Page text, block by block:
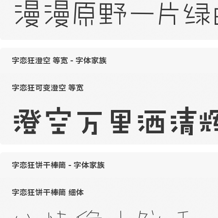
漫漫原野一片绿
字恋狂澄空 等宽 - 字体家族
字恋狂可变澄空 等宽
澄空万里洒清
字恋狂饼干棒简 - 字体家族
字恋狂饼干棒简 细体